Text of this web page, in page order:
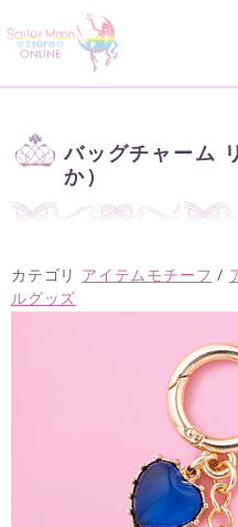
バッグチャーム
か）
カテゴリ アイテムモチーフ /
ルグッズ